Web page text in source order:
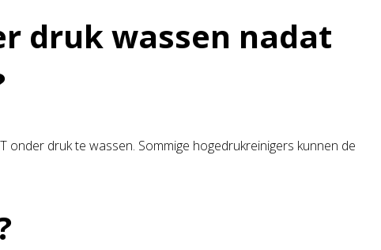
druk wassen nadat
druk te wassen. Sommige hogedrukreinigers kunnen de